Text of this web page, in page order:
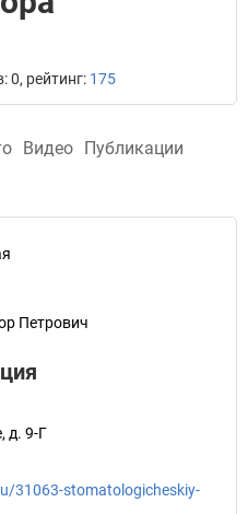
0, рейтинг: 175
Видео Публикации
Петрович
д. 9-Г
31063-stomatologicheskiy-